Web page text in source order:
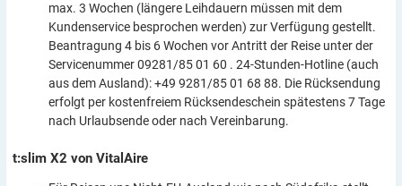
max. 3 Wochen (längere Leihdauern müssen mit dem
Kundenservice besprochen werden) zur Verfügung gestellt.
Beantragung 4 bis 6 Wochen vor Antritt der Reise unter der
Servicenummer 09281/85 01 60 . 24-Stunden-Hotline (auch
aus dem Ausland): +49 9281/85 01 68 88. Die Rücksendung
erfolgt per kostenfreiem Rücksendeschein spätestens 7 Tage
nach Urlaubsende oder nach Vereinbarung.
t:slim X2 von VitalAire